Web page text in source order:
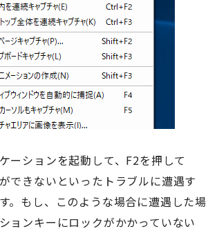
ーションを起動して、F2を押して
できないといったトラブルに遭遇す
。もし、このような場合に遭遇した場
ョンキーにロックがかかっていない